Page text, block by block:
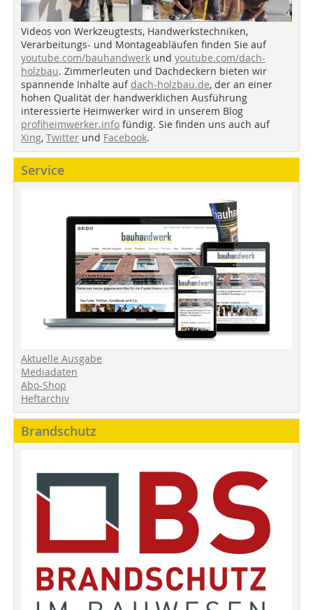
Videos von Werkzeugtests, Handwerkstechniken,
Verarbeitungs- und Montageabläufen finden Sie auf
youtube.com/bauhandwerk und youtube.com/dach-
holzbau. Zimmerleuten und Dachdeckern bieten wir
spannende Inhalte auf dach-holzbau.de, der an einer
hohen Qualität der handwerklichen Ausführung
interessierte Heimwerker wird in unserem Blog
profiheimwerker.info fündig. Sie finden uns auch auf
Xing, Twitter und Facebook.
Service
Aktuelle Ausgabe
Mediadaten
Abo-Shop
Heftarchiv
Brandschutz